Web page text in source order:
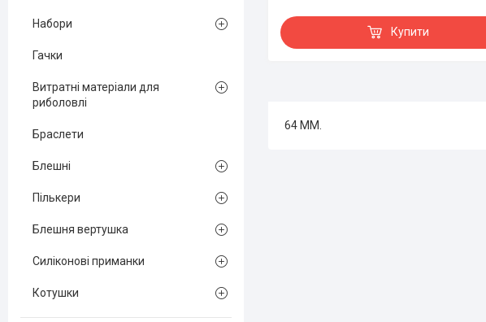
Купити
64 ММ.
Набори
Гачки
Витратні матеріали для
риболовлі
Браслети
Блешні
Пількери
Блешня вертушка
Силіконові приманки
Котушки